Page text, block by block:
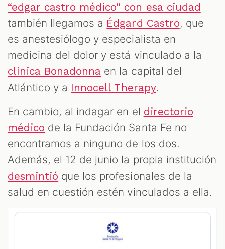
“edgar castro médico” con esa ciudad
también llegamos a Édgard Castro, que
es anestesiólogo y especialista en
medicina del dolor y está vinculado a la
clínica Bonadonna en la capital del
Atlántico y a Innocell Therapy.
En cambio, al indagar en el directorio
médico de la Fundación Santa Fe no
encontramos a ninguno de los dos.
Además, el 12 de junio la propia institución
desmintió que los profesionales de la
salud en cuestión estén vinculados a ella.